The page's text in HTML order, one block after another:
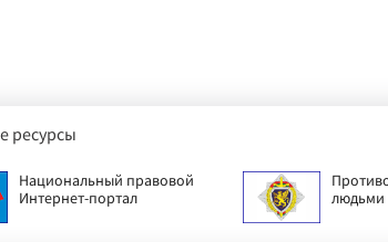
ресурсы
Национальный правовой
Интернет-портал
людьми